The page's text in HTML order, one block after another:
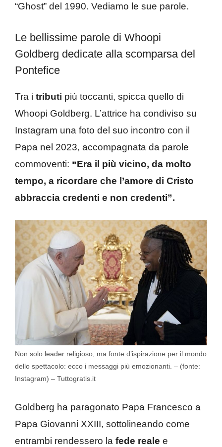
“Ghost” del 1990. Vediamo le sue parole.
Le bellissime parole di Whoopi
Goldberg dedicate alla scomparsa del
Pontefice
Tra i tributi più toccanti, spicca quello di
Whoopi Goldberg. L’attrice ha condiviso su
Instagram una foto del suo incontro con il
Papa nel 2023, accompagnata da parole
commoventi: “Era il più vicino, da molto
tempo, a ricordare che l’amore di Cristo
abbraccia credenti e non credenti”.
Non solo leader religioso, ma fonte d’ispirazione per il mondo
dello spettacolo: ecco i messaggi più emozionanti. – (fonte:
Instagram) – Tuttogratis.it
Goldberg ha paragonato Papa Francesco a
Papa Giovanni XXIII, sottolineando come
entrambi rendessero la fede reale e